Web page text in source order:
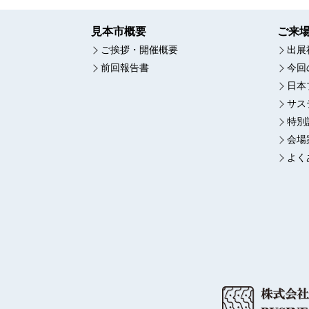
見本市概要
ご挨拶・開催概要
前回報告書
ご来
出展
今回
日
サス
特別
会場
よく